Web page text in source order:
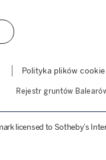
Polityka plików cookie
Rejestr gruntów
licensed to Sotheby’s